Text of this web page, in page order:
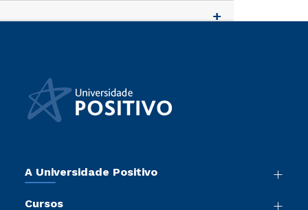
A Universidade Positivo
Cursos